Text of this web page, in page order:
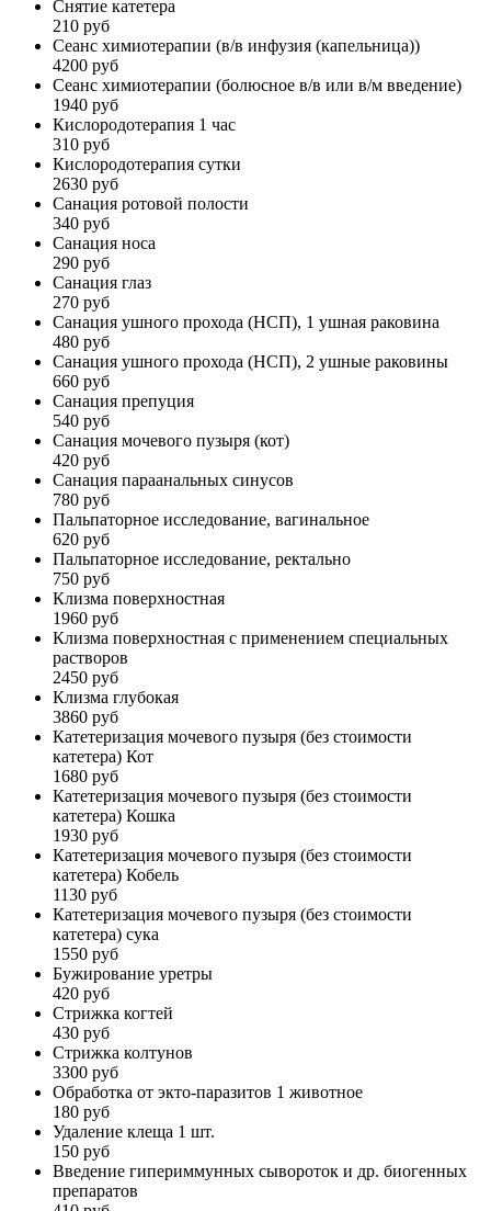
Снятие катетера
210 руб
Сеанс химиотерапии (в/в инфузия (капельница))
4200 руб
Сеанс химиотерапии (болюсное в/в или в/м введение)
1940 руб
Кислородотерапия 1 час
310 руб
Кислородотерапия сутки
2630 руб
Санация ротовой полости
340 руб
Санация носа
290 руб
Санация глаз
270 руб
Санация ушного прохода (НСП), 1 ушная раковина
480 руб
Санация ушного прохода (НСП), 2 ушные раковины
660 руб
Санация препуция
540 руб
Санация мочевого пузыря (кот)
420 руб
Санация параанальных синусов
780 руб
Пальпаторное исследование, вагинальное
620 руб
Пальпаторное исследование, ректально
750 руб
Клизма поверхностная
1960 руб
Клизма поверхностная с применением специальных
растворов
2450 руб
Клизма глубокая
3860 руб
Катетеризация мочевого пузыря (без стоимости
катетера) Кот
1680 руб
Катетеризация мочевого пузыря (без стоимости
катетера) Кошка
1930 руб
Катетеризация мочевого пузыря (без стоимости
катетера) Кобель
1130 руб
Катетеризация мочевого пузыря (без стоимости
катетера) сука
1550 руб
Бужирование уретры
420 руб
Стрижка когтей
430 руб
Стрижка колтунов
3300 руб
Обработка от экто-паразитов 1 животное
180 руб
Удаление клеща 1 шт.
150 руб
Введение гипериммунных сывороток и др. биогенных
препаратов